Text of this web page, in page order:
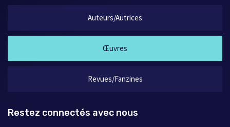
Auteurs/Autrices
Œuvres
Revues/Fanzines
Restez connectés avec nous